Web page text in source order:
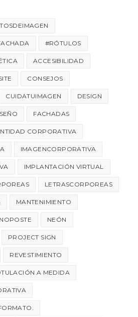
#RÓTULOS
ACCESIBILIDAD
CONSEJOS
CUIDATUIMAGEN DESIGN
FACHADAS
CORPORATIVA
IMAGENCORPORATIVA
IMPLANTACIÓN VIRTUAL
LETRASCORPOREAS
MANTENIMIENTO
NEÓN
PROJECT SIGN
REVESTIMIENTO
A MEDIDA